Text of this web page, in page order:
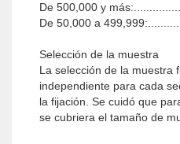
De 500,000 y
De 50,000 a
Selección de la muestra
La selección de la muestra
independiente para cada
la fijación. Se cuidó que
se cubriera el tamaño de